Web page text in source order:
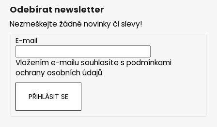
Odebírat newsletter
Nezmeškejte žádné novinky či slevy!
E-mail
Vložením e-mailu souhlasíte s podmínkami
ochrany osobních údajů
PŘIHLÁSIT SE